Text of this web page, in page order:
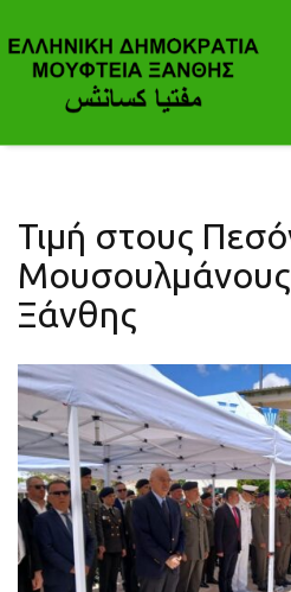
στους
Πεσόντες
Έλληνες
Μουσουλμάνους
Ξάνθης
Μουφτεία
Ξάνθης
Τιμή στους
Ξάνθης